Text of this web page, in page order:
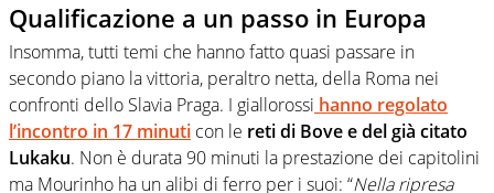
Qualificazione a un passo in Europa
Insomma, tutti temi che hanno fatto quasi passare in
secondo piano la vittoria, peraltro netta, della Roma nei
confronti dello Slavia Praga. I giallorossi hanno regolato
l’incontro in 17 minuti con le reti di Bove e del già citato
Lukaku. Non è durata 90 minuti la prestazione dei capitolini
ma Mourinho ha un alibi di ferro per i suoi: “Nella ripresa